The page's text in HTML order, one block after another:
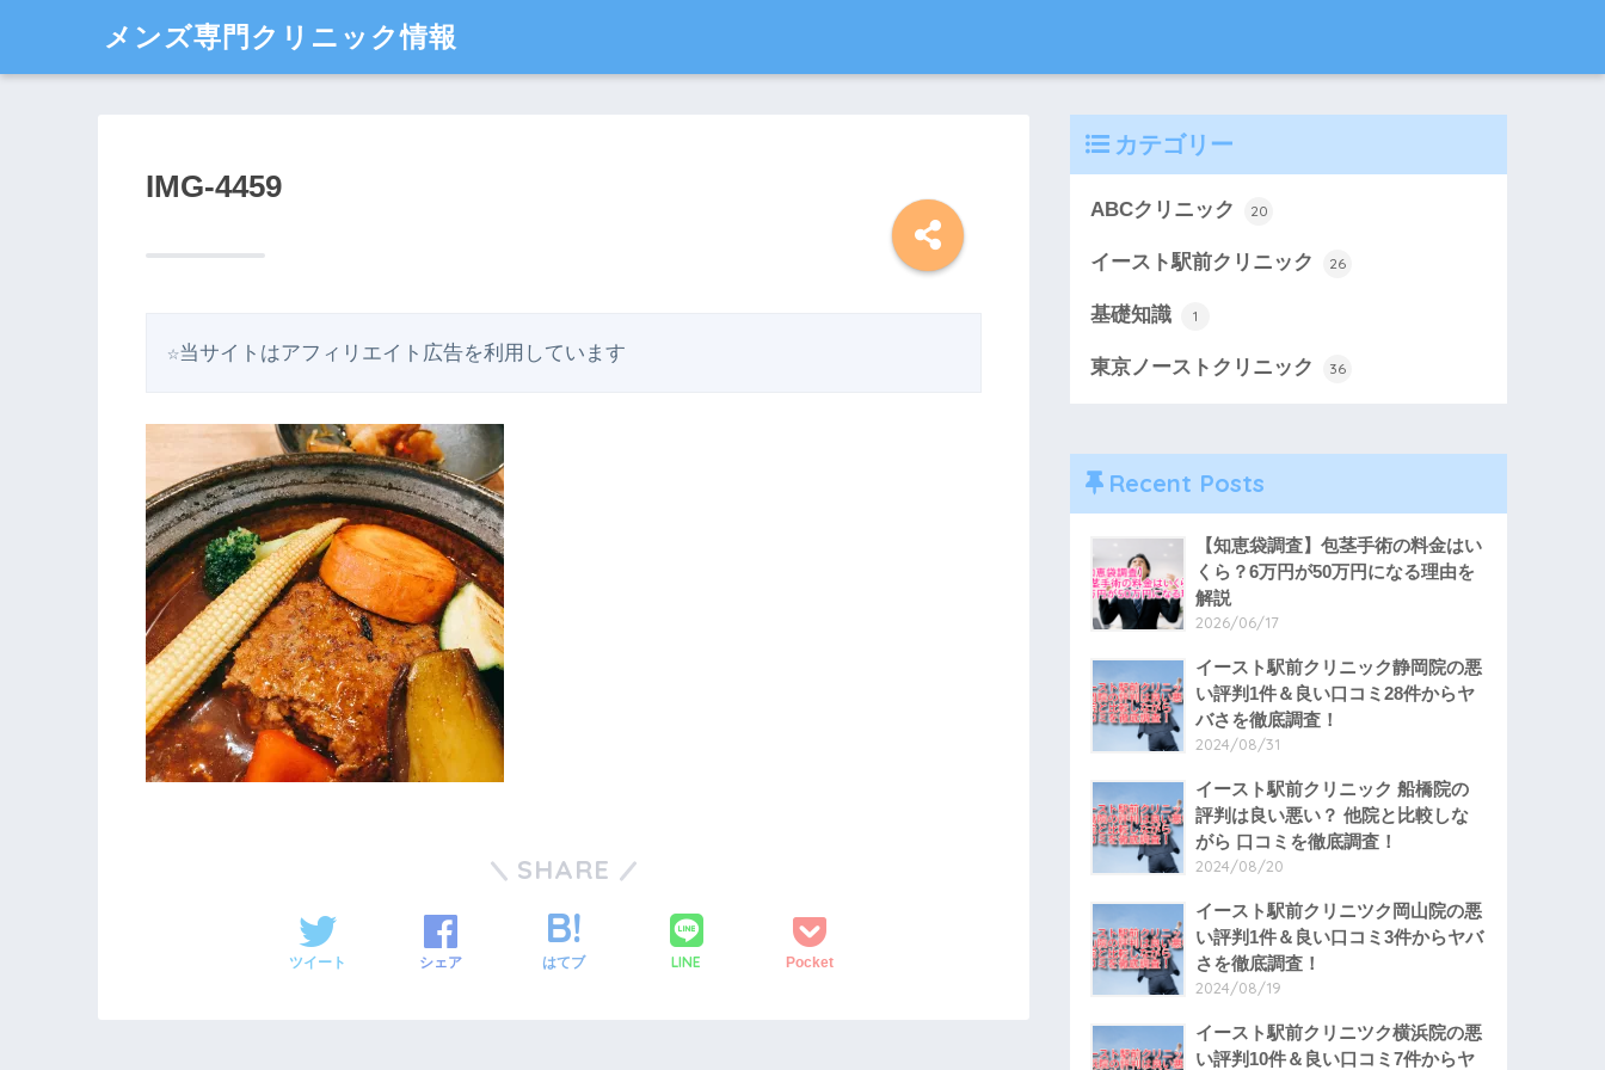
メンズ専門クリニック情報
IMG-4459
☆当サイトはアフィリエイト広告を利用しています
SHARE
ツイート シェア はてブ LINE Pocket
カテゴリー
ABCクリニック 20
イースト駅前クリニック 26
基礎知識 1
東京ノーストクリニック 36
Recent Posts
【知恵袋調査】包茎手術の料金はい
くら？6万円が50万円になる理由を
解説
2026/06/17
イースト駅前クリニック静岡院の悪
い評判1件＆良い口コミ28件からヤ
バさを徹底調査！
2024/08/31
イースト駅前クリニック 船橋院の
評判は良い悪い？ 他院と比較しな
がら 口コミを徹底調査！
2024/08/20
イースト駅前クリニツク岡山院の悪
い評判1件＆良い口コミ3件からヤバ
さを徹底調査！
2024/08/19
イースト駅前クリニツク横浜院の悪
い評判10件＆良い口コミ7件からヤ